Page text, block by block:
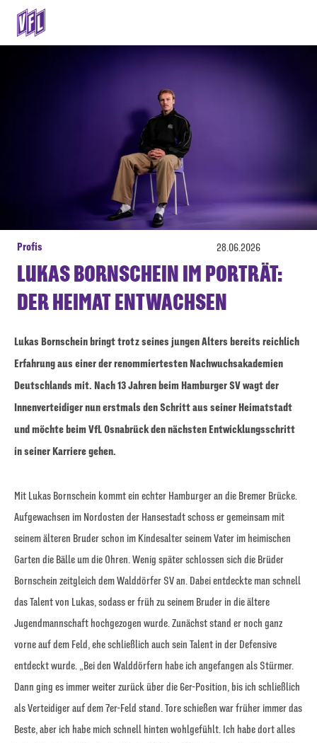
Profis 28.06.2026
LUKAS BORNSCHEIN IM PORTRÄT:
DER HEIMAT ENTWACHSEN
Lukas Bornschein bringt trotz seines jungen Alters bereits reichlich
Erfahrung aus einer der renommiertesten Nachwuchsakademien
Deutschlands mit. Nach 13 Jahren beim Hamburger SV wagt der
Innenverteidiger nun erstmals den Schritt aus seiner Heimatstadt
und möchte beim VfL Osnabrück den nächsten Entwicklungsschritt
in seiner Karriere gehen.
Mit Lukas Bornschein kommt ein echter Hamburger an die Bremer Brücke.
Aufgewachsen im Nordosten der Hansestadt schoss er gemeinsam mit
seinem älteren Bruder schon im Kindesalter seinem Vater im heimischen
Garten die Bälle um die Ohren. Wenig später schlossen sich die Brüder
Bornschein zeitgleich dem Walddörfer SV an. Dabei entdeckte man schnell
das Talent von Lukas, sodass er früh zu seinem Bruder in die ältere
Jugendmannschaft hochgezogen wurde. Zunächst stand er noch ganz
vorne auf dem Feld, ehe schließlich auch sein Talent in der Defensive
entdeckt wurde. „Bei den Walddörfern habe ich angefangen als Stürmer.
Dann ging es immer weiter zurück über die 6er-Position, bis ich schließlich
als Verteidiger auf dem 7er-Feld stand. Tore schießen war früher immer das
Beste, aber ich habe mich schnell hinten wohlgefühlt. Ich habe dort alles